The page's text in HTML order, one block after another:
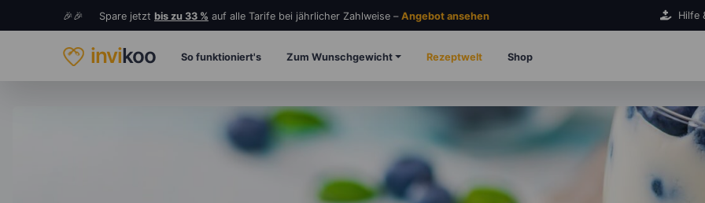
🎉🎉 Spare jetzt bis zu 33 % auf alle Tarife bei jährlicher Zahlweise – Angebot ansehen Hilfe
invikoo So funktioniert's Zum Wunschgewicht Rezeptwelt Shop